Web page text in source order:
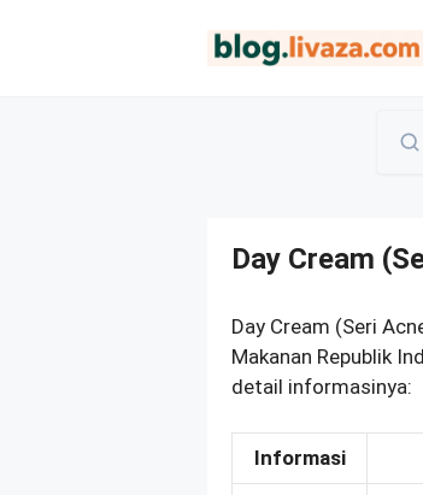
Day Cream
Day Cream (Seri
Makanan Republik
detail informasinya:
Informasi